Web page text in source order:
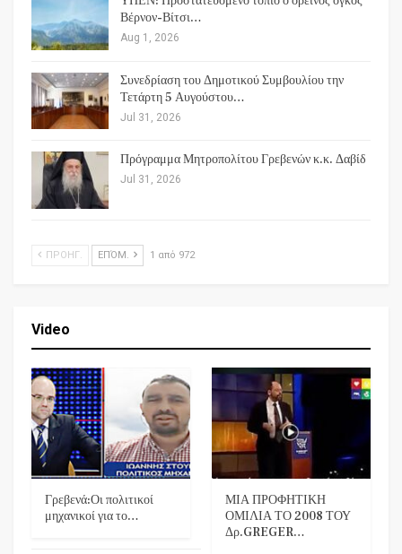
Βέρνον-Βίτσι…
Aug 1, 2026
Συνεδρίαση του Δημοτικού Συμβουλίου την
Τετάρτη 5 Αυγούστου…
Jul 31, 2026
Πρόγραμμα Μητροπολίτου Γρεβενών κ.κ. Δαβίδ
Jul 31, 2026
ΠΡΟΗΓ. ΕΠΌΜ. 1 από 972
Video
Γρεβενά:Οι πολιτικοί
μηχανικοί για το…
ΜΙΑ ΠΡΟΦΗΤΙΚΗ
ΟΜΙΛΙΑ ΤΟ 2008 ΤΟΥ
Δρ.GREGER…